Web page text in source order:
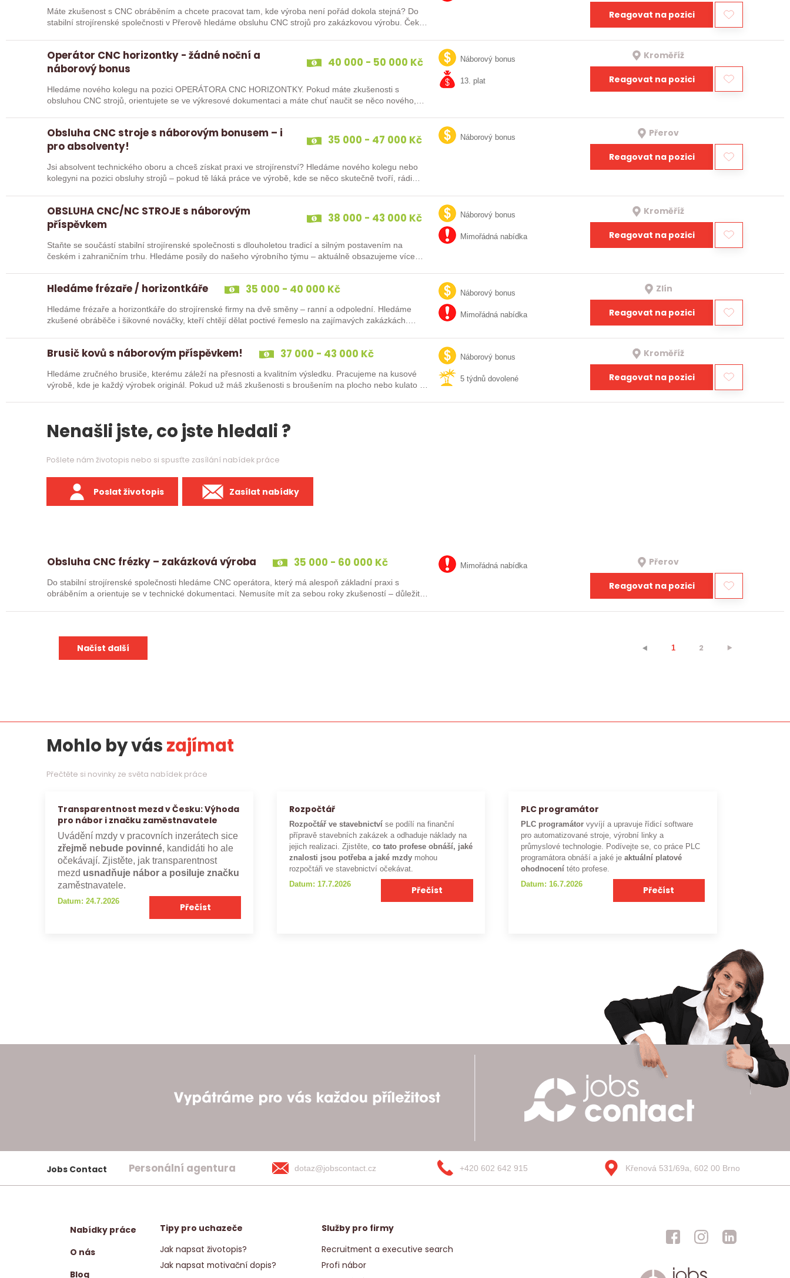
Máte zkušenost s CNC obráběním a chcete pracovat tam, kde výroba není pořád dokola stejná? Do
stabilní strojírenské společnosti v Přerově hledáme obsluhu CNC strojů pro zakázkovou výrobu. Čeká
Reagovat na pozici
Operátor CNC horizontky - žádné noční a
náborový bonus
40 000 - 50 000 Kč
Hledáme nového kolegu na pozici OPERÁTORA CNC HORIZONTKY. Pokud máte zkušenosti s
obsluhou CNC strojů, orientujete se ve výkresové dokumentaci a máte chuť naučit se něco nového,
Náborový bonus
13. plat
Kroměříž
Reagovat na pozici
Obsluha CNC stroje s náborovým bonusem – i
pro absolventy!
35 000 - 47 000 Kč
Jsi absolvent technického oboru a chceš získat praxi ve strojírenství? Hledáme nového kolegu nebo
kolegyni na pozici obsluhy strojů – pokud tě láká práce ve výrobě, kde se něco skutečně tvoří, rádi…
Náborový bonus Přerov
Reagovat na pozici
OBSLUHA CNC/NC STROJE s náborovým
příspěvkem
38 000 - 43 000 Kč
Staňte se součástí stabilní strojírenské společnosti s dlouholetou tradicí a silným postavením na
českém i zahraničním trhu. Hledáme posily do našeho výrobního týmu – aktuálně obsazujeme více
Náborový bonus
Mimořádná nabídka
Kroměříž
Reagovat na pozici
Hledáme frézaře / horizontkáře 35 000 - 40 000 Kč
Hledáme frézaře a horizontkáře do strojírenské firmy na dvě směny – ranní a odpolední. Hledáme
zkušené obráběče i šikovné nováčky, kteří chtějí dělat poctivé řemeslo na zajímavých zakázkách.
Náborový bonus
Mimořádná nabídka
Zlín
Reagovat na pozici
Brusič kovů s náborovým příspěvkem! 37 000 - 43 000 Kč
Hledáme zručného brusiče, kterému záleží na přesnosti a kvalitním výsledku. Pracujeme na kusové
výrobě, kde je každý výrobek originál. Pokud už máš zkušenosti s broušením na plocho nebo kulato –
Náborový bonus
5 týdnů dovolené
Kroměříž
Reagovat na pozici
Nenašli jste, co jste hledali ?
Pošlete nám životopis nebo si spusťte zasílání nabídek práce
Poslat životopis Zasílat nabídky
Obsluha CNC frézky – zakázková výroba 35 000 - 60 000 Kč
Do stabilní strojírenské společnosti hledáme CNC operátora, který má alespoň základní praxi s
obráběním a orientuje se v technické dokumentaci. Nemusíte mít za sebou roky zkušeností – důležité
Mimořádná nabídka Přerov
Reagovat na pozici
Načíst další ⯇ 1 2 ⯈
Mohlo by vászajímat
Přečtěte si novinky ze světa nabídek práce
Transparentnost mezd v Česku: Výhoda
pro nábor i značku zaměstnavatele
Uvádění mzdy v pracovních inzerátech sice
zřejmě nebude povinné, kandidáti ho ale
očekávají. Zjistěte, jak transparentnost
mezd usnadňuje nábor a posiluje značku
zaměstnavatele.
Datum: 24.7.2026
Přečíst
Rozpočtář
Rozpočtář ve stavebnictví se podílí na finanční
přípravě stavebních zakázek a odhaduje náklady na
jejich realizaci. Zjistěte,co tato profese obnáší, jaké
znalosti jsou potřeba a jaké mzdy mohou
rozpočtáři ve stavebnictví očekávat.
Datum: 17.7.2026
Přečíst
PLC programátor
PLC programátor vyvíjí a upravuje řídicí software
pro automatizované stroje, výrobní linky a
průmyslové technologie. Podívejte se, co práce PLC
programátora obnáší a jaké je aktuální platové
ohodnocení této profese.
Datum: 16.7.2026
Přečíst
Jobs Contact Personální agentura dotaz@jobscontact.cz +420 602 642 915 Křenová 531/69a, 602 00 Brno
Nabídky práce
O nás
Blog
Tipy pro uchazeče
Jak napsat životopis?
Jak napsat motivační dopis?
Služby pro firmy
Recruitment a executive search
Profi nábor